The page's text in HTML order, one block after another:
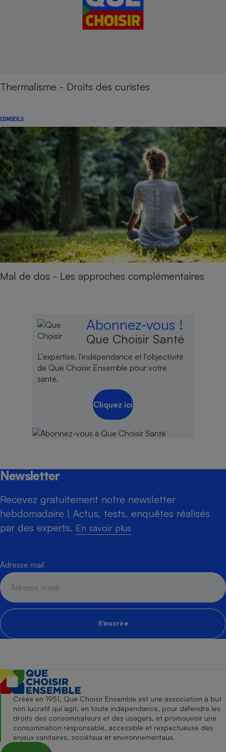
Thermalisme - Droits des curistes
CONSEILS
Mal de dos - Les approches complémentaires
Abonnez-vous !
Que Choisir Santé
L'expertise, l'indépendance et l'objectivité
de Que Choisir Ensemble pour votre
santé.
Cliquez ici
Newsletter
Recevez gratuitement notre newsletter
hebdomadaire ! Actus, tests, enquêtes réalisés
par des experts. En savoir plus
Adresse mail
S'inscrire
Créée en 1951, Que Choisir Ensemble est une association à but
non lucratif qui agit, en toute indépendance, pour défendre les
droits des consommateurs et des usagers, et promouvoir une
consommation responsable, accessible et respectueuse des
enjeux sanitaires, sociétaux et environnementaux.